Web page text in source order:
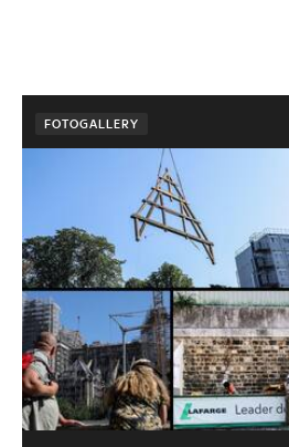
FOTOGALLERY